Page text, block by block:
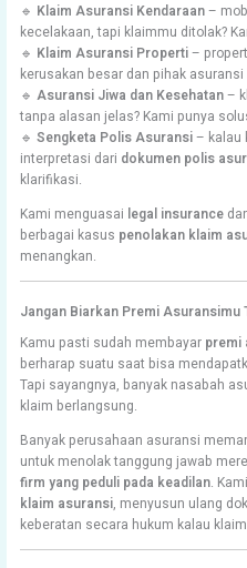
🔹 Klaim Asuransi Kendaraan–
kecelakaan, tapi klaimmu ditolak?
🔹 Klaim Asuransi Properti–
kerusakan besar dan pihak
🔹Asuransi Jiwa dan Kesehatan–
tanpa alasan jelas? Kami punya
🔹Sengketa Polis Asuransi– kalau
interpretasi dari dokumen polis
klarifikasi.
Kami menguasai legal insurance
berbagai kasus penolakan klaim
menangkan.
Jangan Biarkan Premi Asuransimu
Kamu pasti sudah membayar premi
berharap suatu saat bisa
Tapi sayangnya, banyak nasabah
klaim berlangsung.
Banyak perusahaan asuransi
untuk menolak tanggung jawab
firm yang peduli pada keadilan.
klaim asuransi, menyusun ulang
keberatan secara hukum kalau